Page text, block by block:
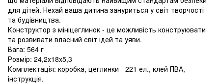
для дітей. Нехай ваша дитина зануриться у світ творчості
та будівництва.
Конструктор з мініцеглинок - це можливість конструювати
та розвивати власний світ ідей та уяви.
Вага: 564 г
Розмір: 24,2х18х5,3
Комплектація: коробка, цеглинки - 221 ел., клей ПВА,
інструкція.